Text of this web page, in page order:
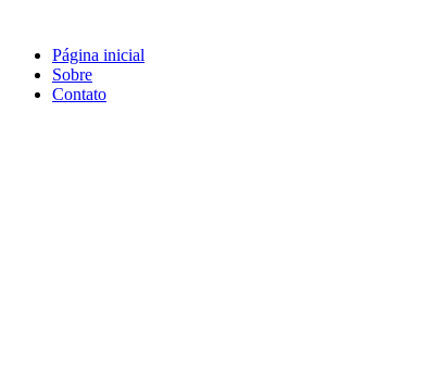
conteúdo
Página inicial
Sobre
Contato